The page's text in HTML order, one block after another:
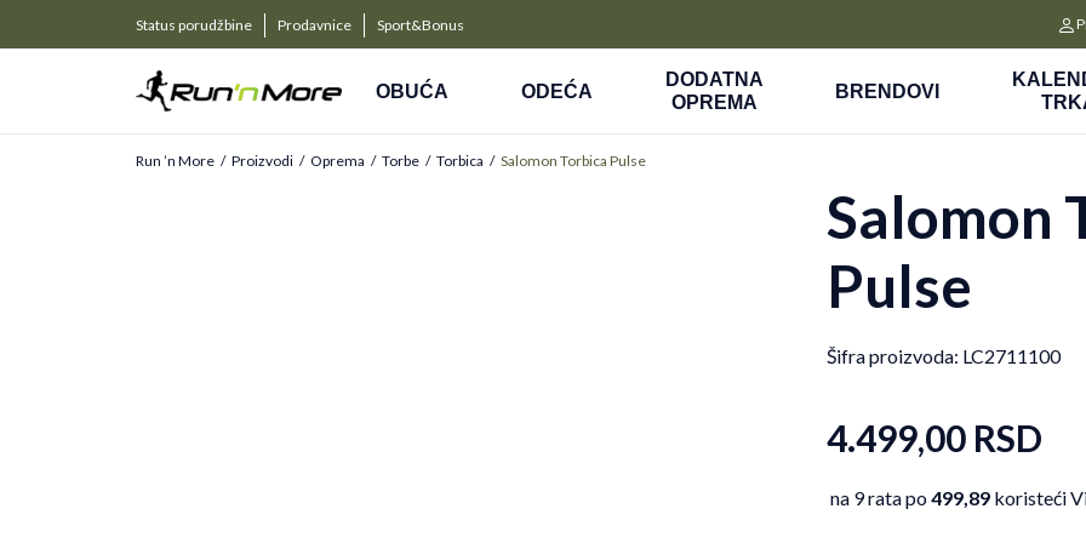
Status porudžbine Prodavnice Sport&Bonus
PLAĆANJE NA RATE
Kreditnim karticama BANCA INTESA platite na 9 rata
OBUĆA ODEĆA
DODATNA
OPREMA
BRENDOVI
Run ’n More Proizvodi Oprema Torbe Torbica Salomon Torbica Pulse
Salomon
Pulse
Šifra proizvoda: LC2711100
4.499,00 RSD
na 9 rata po499,89 koristeći